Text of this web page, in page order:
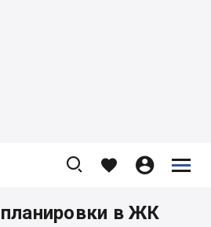
   


в ЖК